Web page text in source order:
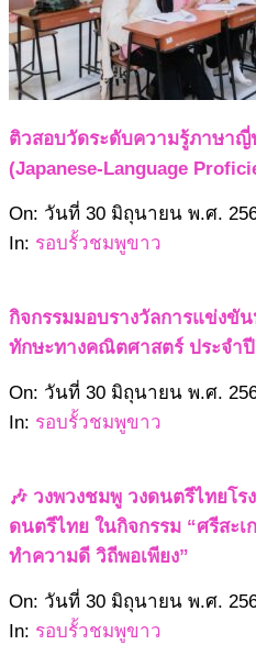
ติวสอบวัดระดับความรู้ภาษาญี่
(Japanese-Language
2569-
06-
On: วันที่ 30 มิถุนายน พ.ศ.
In: รอบรั้วชมพูขาว
กิจกรรมมอบรางวัลการแข่งขั
ทักษะทางคณิตศาสตร์ ประจำปี
2569-
06-
On: วันที่ 30 มิถุนายน พ.ศ.
In: รอบรั้วชมพูขาว
🎶 วงพวงชมพู วงดนตรีไทยโร
ดนตรีไทย ในกิจกรรม “ศรีสะ
ทำความดี วิถีพอเพียง”
2569-
06-
On: วันที่ 30 มิถุนายน พ.ศ.
In: รอบรั้วชมพูขาว